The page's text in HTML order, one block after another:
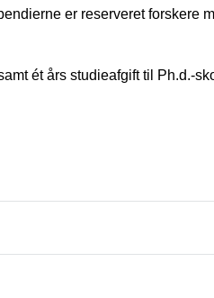
er reserveret forskere
ét års studieafgift til Ph.d.-